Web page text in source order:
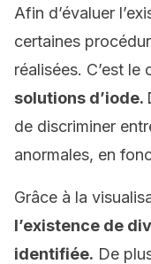
Afin d’évaluer
certaines
réalisées. C’est le
solutions d’iode.
de discriminer
anormales, en
Grâce à la
l’existence de
identifiée. De